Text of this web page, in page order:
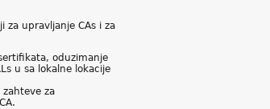
za upravljanje CAs i za
oduzimanje
u sa lokalne lokacije
za